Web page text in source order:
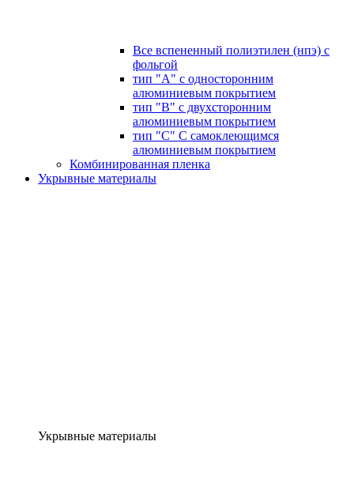
Все вспененный полиэтилен (нпэ) с
фольгой
тип "А" с односторонним
алюминиевым покрытием
тип "В" с двухсторонним
алюминиевым покрытием
тип "С" С самоклеющимся
алюминиевым покрытием
Комбинированная пленка
Укрывные материалы
Укрывные материалы